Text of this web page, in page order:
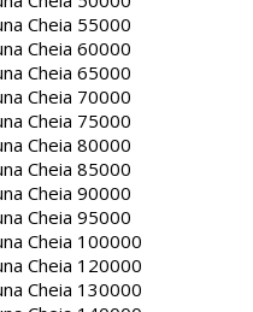
Cheia 55000
Cheia 60000
Cheia 65000
Cheia 70000
Cheia 75000
Cheia 80000
Cheia 85000
Cheia 90000
Cheia 95000
Cheia 100000
Cheia 120000
Cheia 130000